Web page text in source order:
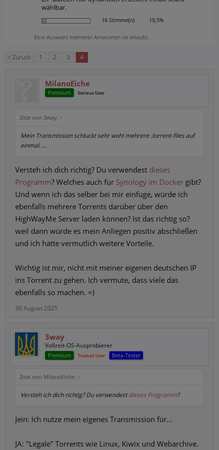
wählbar.
16 Stimme(n) 10,5%
Eine Auswahl mehrerer Antworten ist erlaubt.
< Zurück 1 2 3 4
MilanoEiche
Premium Serious User
Zitat von 3way: ↑
Mein Transmission schluckt sehr wohl mehrere .torrent-files auf
einmal. ...
Versteh ich dich richtig? Du verwendest dieses
Programm? Welches auch für Synology im Docker gibt?
Und wenn ich das selber bei mir einfüge, würde ich
ebenfalls mehrere Torrents darüber über den
HighWayMe Server laden können? Ist das richtig so?
weil dann würde es mein Anliegen positiv abschließen
und ich hätte vermutlich weitere Vorteile.
Wichtig ist mir, nicht mit meiner eigenen deutschen IP
ins Torrent zu gehen. Ich vermute, dass viele das
ebenfalls so machen. =)
30 August 2025
3way
Vollzeit-OS-Ausprobierer
Premium Trusted User Beta-Tester
Zitat von MilanoEiche: ↑
Versteh ich dich richtig? Du verwendestdieses Programm?
Jein: Ich nutze mein eigenes Transmission für...
JA: "Legale" Torrents wie Linux, Kiwix und Webarchive.